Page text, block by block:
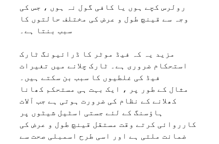
رولرس کچے ہوں یا کافی گول نہ ہوں ، جس کی
وجہ سے قینچ طول و عرض کی مختلف حالتوں کا
سبب بنتا ہے۔
مزید یہ کہ فیڈ موٹر کا ڈرائیونگ ٹارک
استحکام ضروری ہے۔ ٹارک چلانے میں تغیرات
فیڈ کی غلطیوں کا سبب بن سکتے ہیں۔
مثال کے طور پر ، ایک بہت ہی مستحکم کھانا
کھلانے کے نظام کی ضرورت ہوتی ہے جب آلات
ہاؤسنگ کے لئے جستی اسٹیل شیٹوں پر
کارروائی کرتے وقت مستقل قینچ طول و عرض کی
ضمانت ملتی ہے اور اسی طرح اسمبلی صحت سے